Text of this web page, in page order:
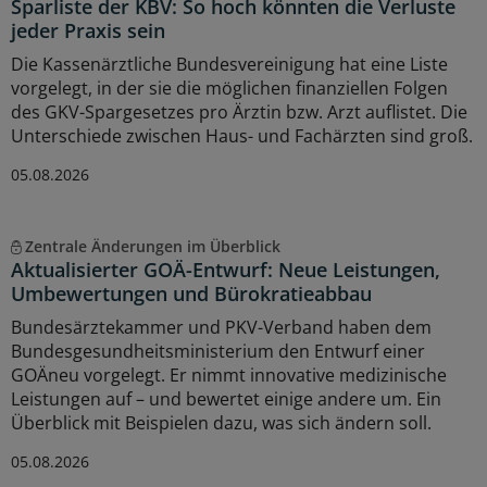
Sparliste der KBV: So hoch könnten die Verluste
jeder Praxis sein
Die Kassenärztliche Bundesvereinigung hat eine Liste
vorgelegt, in der sie die möglichen finanziellen Folgen
des GKV-Spargesetzes pro Ärztin bzw. Arzt auflistet. Die
Unterschiede zwischen Haus- und Fachärzten sind groß.
05.08.2026
Zentrale Änderungen im Überblick
Aktualisierter GOÄ-Entwurf: Neue Leistungen,
Umbewertungen und Bürokratieabbau
Bundesärztekammer und PKV-Verband haben dem
Bundesgesundheitsministerium den Entwurf einer
GOÄneu vorgelegt. Er nimmt innovative medizinische
Leistungen auf – und bewertet einige andere um. Ein
Überblick mit Beispielen dazu, was sich ändern soll.
05.08.2026